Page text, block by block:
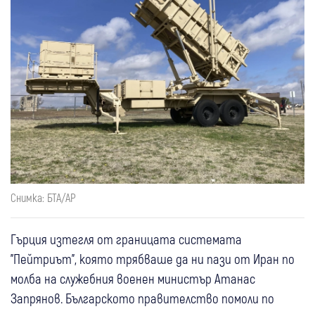
Снимка: БТА/АР
Гърция изтегля от границата системата
"Пейтриът", която трябваше да ни пази от Иран по
молба на служебния военен министър Атанас
Запрянов. Българското правителство помоли по